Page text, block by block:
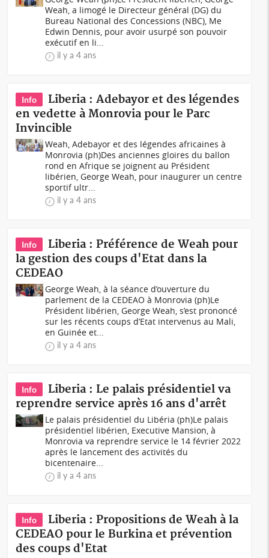
Weah, a limogé le Directeur général (DG) du
Bureau National des Concessions (NBC), Me
Edwin Dennis, pour avoir usurpé son pouvoir
exécutif en li...
il y a 4 ans
Info
Liberia : Adebayor et des légendes
en vedette à Monrovia pour le Parc
Invincible
Weah, Adebayor et des légendes africaines à
Monrovia (ph)Des anciennes gloires du ballon
rond en Afrique se joignent au Président
libérien, George Weah, pour inaugurer un centre
sportif ultr...
il y a 4 ans
Info
Liberia : Préférence de Weah pour
la gestion des coups d'Etat dans la
CEDEAO
George Weah, à la séance d’ouverture du
parlement de la CEDEAO à Monrovia (ph)Le
Président libérien, George Weah, s’est prononcé
sur les récents coups d’Etat intervenus au Mali,
en Guinée et...
il y a 4 ans
Info
Liberia : Le palais présidentiel va
reprendre service après 16 ans d'arrêt
Le palais présidentiel du Libéria (ph)Le palais
présidentiel libérien, Executive Mansion, à
Monrovia va reprendre service le 14 février 2022
après le lancement des activités du
bicentenaire...
il y a 4 ans
Info
Liberia : Propositions de Weah à la
CEDEAO pour le Burkina et prévention
des coups d'Etat